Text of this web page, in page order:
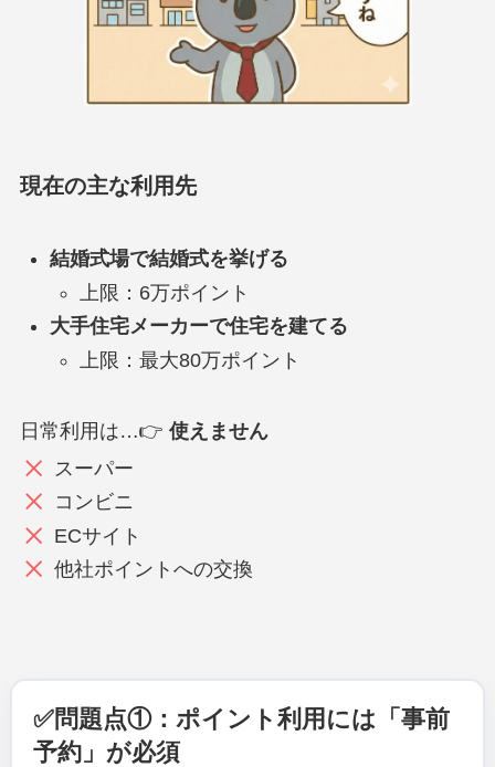
現在の主な利用先
結婚式場で結婚式を挙げる
上限：6万ポイント
大手住宅メーカーで住宅を建てる
上限：最大80万ポイント
日常利用は…👉 使えません
スーパー
コンビニ
ECサイト
他社ポイントへの交換
✅問題点①：ポイント利用には「事前
予約」が必須